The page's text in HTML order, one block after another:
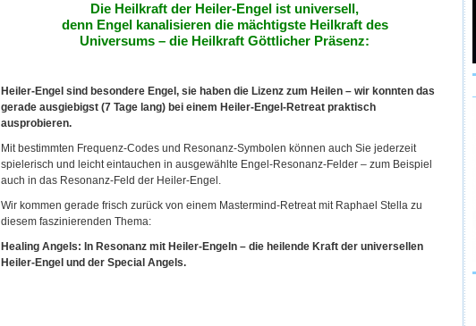
Die Heilkraft der Heiler-Engel ist universell,
denn Engel kanalisieren die mächtigste Heilkraft des
Universums – die Heilkraft Göttlicher Präsenz:
Heiler-Engel sind besondere Engel, sie haben die Lizenz zum Heilen – wir konnten das
gerade ausgiebigst (7 Tage lang) bei einem Heiler-Engel-Retreat praktisch
ausprobieren.
Mit bestimmten Frequenz-Codes und Resonanz-Symbolen können auch Sie jederzeit
spielerisch und leicht eintauchen in ausgewählte Engel-Resonanz-Felder – zum Beispiel
auch in das Resonanz-Feld der Heiler-Engel.
Wir kommen gerade frisch zurück von einem Mastermind-Retreat mit Raphael Stella zu
diesem faszinierenden Thema:
Healing Angels: In Resonanz mit Heiler-Engeln – die heilende Kraft der universellen
Heiler-Engel und der Special Angels.